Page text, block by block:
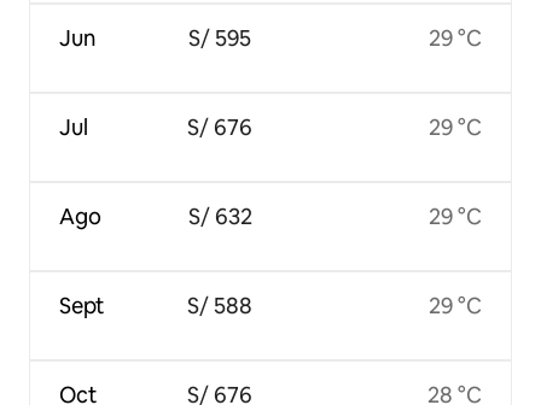
Jun
Jul
Ago
Sept
Oct
S/ 595
S/ 676
S/ 632
S/ 588
S/ 676
29 °C
29 °C
29 °C
29 °C
28 °C